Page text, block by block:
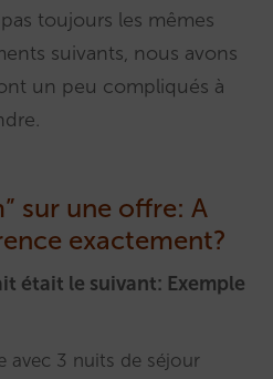
toujours les mêmes
suivants, nous avons
un peu compliqués à
sur une offre: A
exactement?
était le suivant: Exemple
avec 3 nuits de séjour